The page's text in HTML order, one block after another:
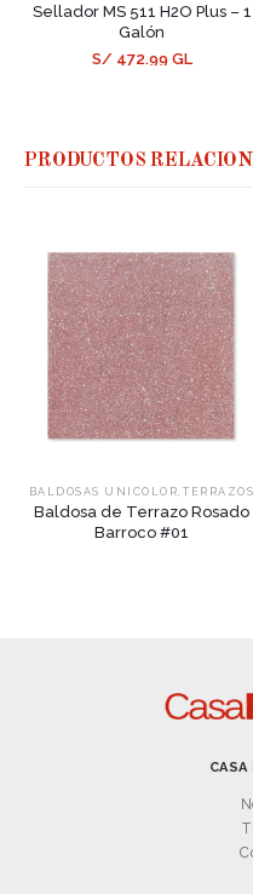
Sellador MS 511 H2O Plus – 1
Galón
S/ 472.99 GL
PRODUCTOS
BALDOSAS UNICOLOR ,TERRAZOS
Baldosa de Terrazo Rosado
Barroco #01